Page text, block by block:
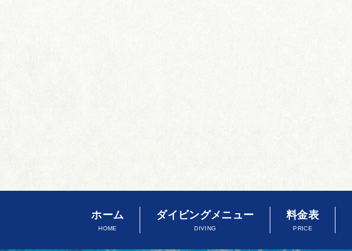
ホーム
HOME
ダイビングメニュー
DIVING
料金表
PRICE